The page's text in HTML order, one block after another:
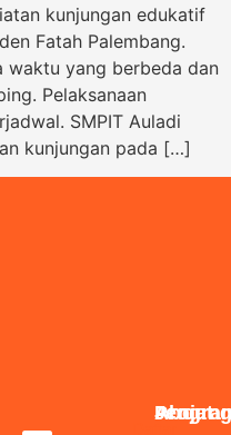
kunjungan edukatif
Fatah Palembang.
waktu yang berbeda dan
Pelaksanaan
SMPIT Auladi
kunjungan pada […]
About